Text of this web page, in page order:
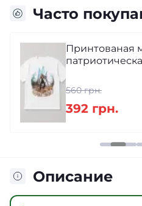
Часто
Принтованая
560 грн.
392 грн.
Описание